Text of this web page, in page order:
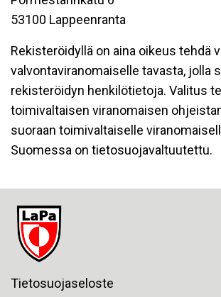
53100 Lappeenranta
Rekisteröidyllä on aina oikeus tehdä
valvontaviranomaiselle tavasta, jolla
rekisteröidyn henkilötietoja. Valitus
toimivaltaisen viranomaisen
suoraan toimivaltaiselle
Suomessa on tietosuojavaltuutettu.
Tietosuojaseloste